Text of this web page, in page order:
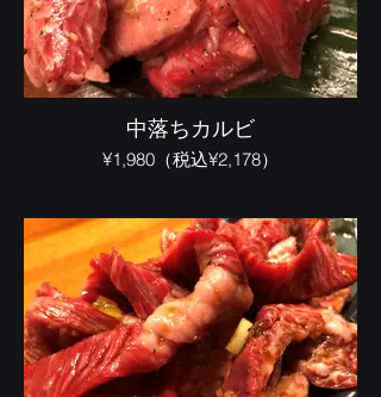
中落ちカルビ
¥1,980（税込¥2,178）